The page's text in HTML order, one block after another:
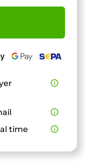
info_outline
info_outline
time info_outline